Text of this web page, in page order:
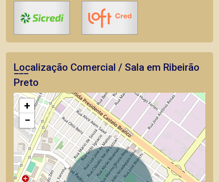
Localização Comercial / Sala em Ribeirão
Preto
+
−